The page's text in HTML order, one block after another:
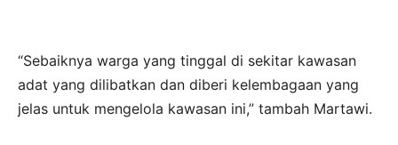
“Sebaiknya warga yang tinggal di sekitar kawasan
adat yang dilibatkan dan diberi kelembagaan yang
jelas untuk mengelola kawasan ini,” tambah Martawi.